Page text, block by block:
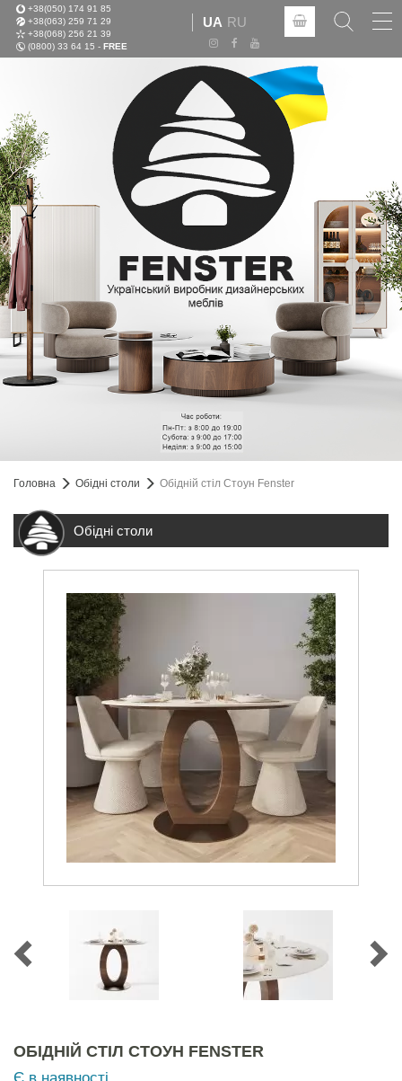
+38(050) 174 91 85
+38(063) 259 71 29
+38(068) 256 21 39
(0800) 33 64 15 - FREE
UA RU
Головна Обідні столи Обідній стіл Стоун Fenster
Обідні столи
ОБІДНІЙ СТІЛ СТОУН FENSTER